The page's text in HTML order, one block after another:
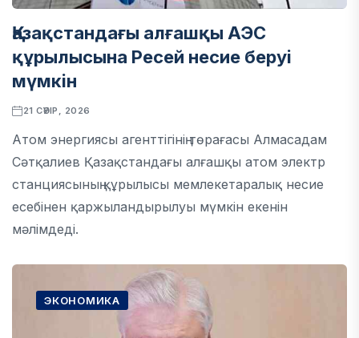
Қазақстандағы алғашқы АЭС
құрылысына Ресей несие беруі
мүмкін
21 СӘУІР, 2026
Атом энергиясы агенттігінің төрағасы Алмасадам
Сәтқалиев Қазақстандағы алғашқы атом электр
станциясының құрылысы мемлекетаралық несие
есебінен қаржыландырылуы мүмкін екенін
мәлімдеді.
ЭКОНОМИКА